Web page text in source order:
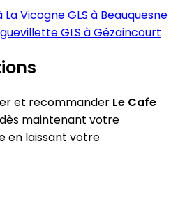
La VicogneGLS à Beauquesne
GLS à Gézaincourt
et recommander Le Cafe
maintenant votre
en laissant votre